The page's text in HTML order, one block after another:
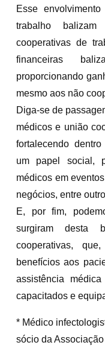
Esse
trabalho
cooperativas de
financeiras
proporcionando
mesmo aos não
Diga-se de
médicos e união
fortalecendo
um papel social,
médicos em
negócios, entre
E, por fim,
surgiram desta
cooperativas,
benefícios aos
assistência
capacitados e
* Médico
sócio da